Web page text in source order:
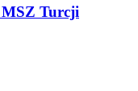
Turcji